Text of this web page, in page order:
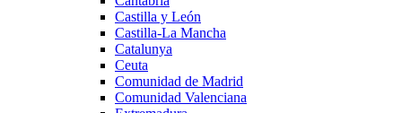
Castilla y León
Castilla-La Mancha
Catalunya
Ceuta
Comunidad de Madrid
Comunidad Valenciana